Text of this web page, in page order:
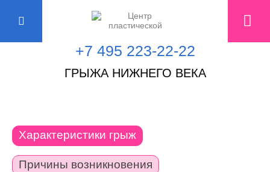
+7 495 223-22-22
ГРЫЖА НИЖНЕГО ВЕКА
Характеристики грыж
Причины возникновения